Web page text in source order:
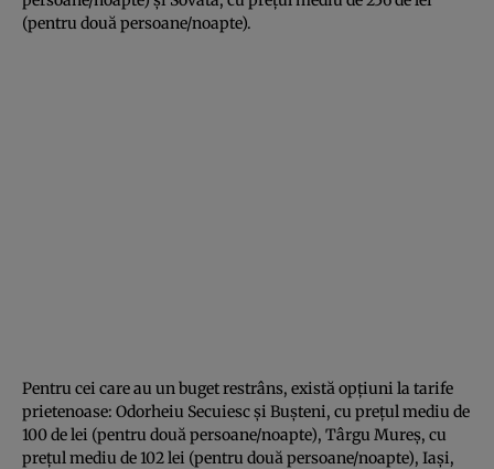
(pentru două persoane/noapte).
Pentru cei care au un buget restrâns, există opțiuni la tarife
prietenoase: Odorheiu Secuiesc și Bușteni, cu prețul mediu de
100 de lei (pentru două persoane/noapte), Târgu Mureș, cu
prețul mediu de 102 lei (pentru două persoane/noapte), Iași,